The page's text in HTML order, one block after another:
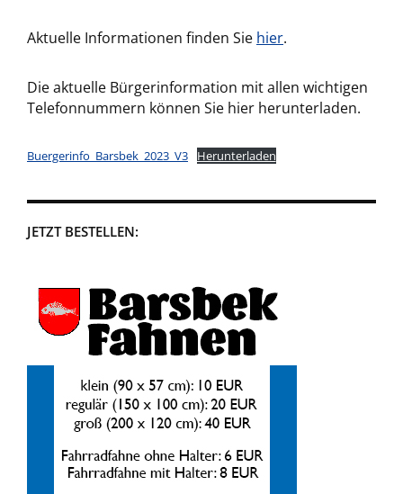
Aktuelle Informationen finden Sie hier.
Die aktuelle Bürgerinformation mit allen wichtigen
Telefonnummern können Sie hier herunterladen.
Buergerinfo_Barsbek_2023_V3 Herunterladen
JETZT BESTELLEN: